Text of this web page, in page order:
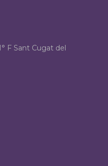
F Sant Cugat del